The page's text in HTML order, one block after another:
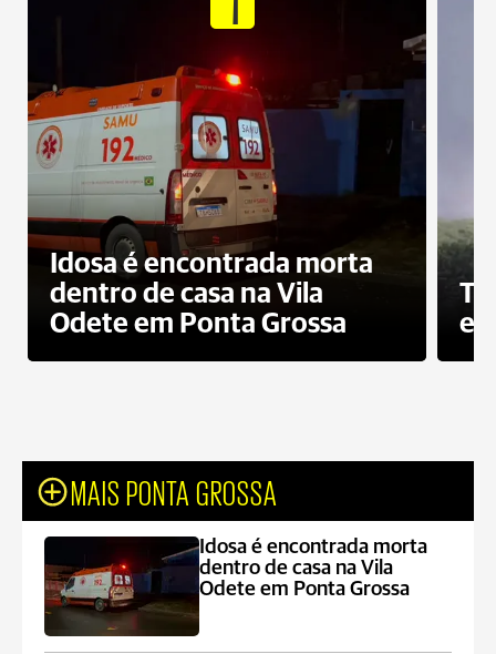
Idosa é encontrada morta
dentro de casa na Vila
Odete em Ponta Grossa
e
MAIS PONTA GROSSA
Idosa é encontrada morta
dentro de casa na Vila
Odete em Ponta Grossa